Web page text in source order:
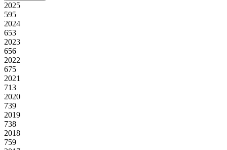
2025
595
2024
653
2023
656
2022
675
2021
713
2020
739
2019
738
2018
759